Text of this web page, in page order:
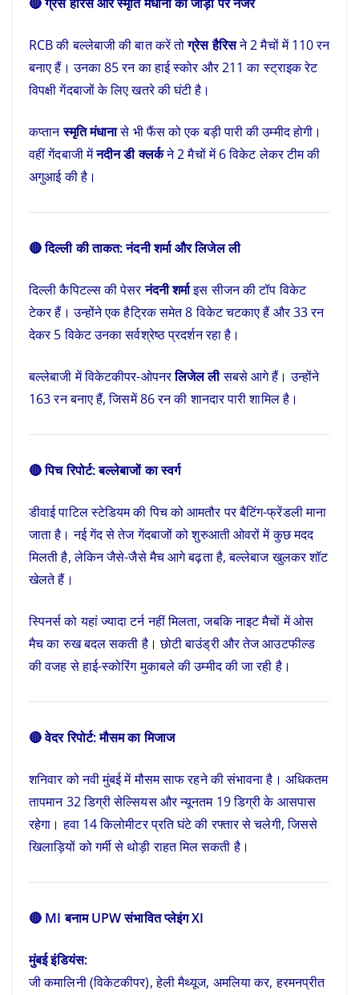
RCB की बल्लेबाजी की बात करें तोग्रेस हैरिसने 2 मैचों में 110 रन
बनाए हैं। उनका 85 रन का हाई स्कोर और 211 का स्ट्राइक रेट
विपक्षी गेंदबाजों के लिए खतरे की घंटी है।
कप्तानस्मृति मंधानासे भी फैंस को एक बड़ी पारी की उम्मीद होगी।
वहीं गेंदबाजी मेंनदीन डी क्लर्कने 2 मैचों में 6 विकेट लेकर टीम की
अगुआई की है।
🔴 दिल्ली की ताकत: नंदनी शर्मा और लिजेल ली
दिल्ली कैपिटल्स की पेसरनंदनी शर्माइस सीजन की टॉप विकेट
टेकर हैं। उन्होंने एक हैट्रिक समेत 8 विकेट चटकाए हैं और 33 रन
देकर 5 विकेट उनका सर्वश्रेष्ठ प्रदर्शन रहा है।
बल्लेबाजी में विकेटकीपर-ओपनरलिजेल लीसबसे आगे हैं। उन्होंने
163 रन बनाए हैं, जिसमें 86 रन की शानदार पारी शामिल है।
🔴 पिच रिपोर्ट: बल्लेबाजों का स्वर्ग
डीवाई पाटिल स्टेडियम की पिच को आमतौर पर बैटिंग-फ्रेंडली माना
जाता है। नई गेंद से तेज गेंदबाजों को शुरुआती ओवरों में कुछ मदद
मिलती है, लेकिन जैसे-जैसे मैच आगे बढ़ता है, बल्लेबाज खुलकर शॉट
खेलते हैं।
स्पिनर्स को यहां ज्यादा टर्न नहीं मिलता, जबकि नाइट मैचों में ओस
मैच का रुख बदल सकती है। छोटी बाउंड्री और तेज आउटफील्ड
की वजह से हाई-स्कोरिंग मुकाबले की उम्मीद की जा रही है।
🔴 वेदर रिपोर्ट: मौसम का मिजाज
शनिवार को नवी मुंबई में मौसम साफ रहने की संभावना है। अधिकतम
तापमान 32 डिग्री सेल्सियस और न्यूनतम 19 डिग्री के आसपास
रहेगा। हवा 14 किलोमीटर प्रति घंटे की रफ्तार से चलेगी, जिससे
खिलाड़ियों को गर्मी से थोड़ी राहत मिल सकती है।
🔴 MI बनाम UPW संभावित प्लेइंग XI
मुंबई इंडियंस:
जी कमालिनी (विकेटकीपर), हेली मैथ्यूज, अमलिया कर, हरमनप्रीत